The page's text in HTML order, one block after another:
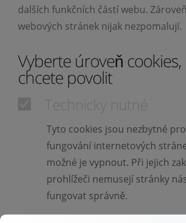
dalších funkčních částí webu.
webových stránek nijak nezpomalují.
Vyberte úroveň
chcete povolit
Technicky nutné
Tyto cookies jsou nezbytné
fungování internetových
možné je vypnout. Při jejich
prohlížeči nemusejí stránky
fungovat správně.